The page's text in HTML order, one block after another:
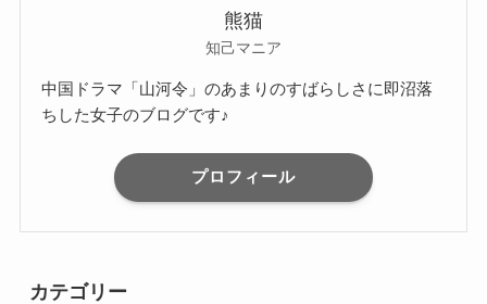
熊猫
知己マニア
中国ドラマ「山河令」のあまりのすばらしさに即沼落
ちした女子のブログです♪
プロフィール
カテゴリー